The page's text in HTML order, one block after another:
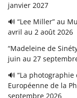
janvier 2027
🔊 “Lee Miller” au
avril au 2 août 2026
“Madeleine de
juin au 27
🔊 “La
Européenne de la
septembre 2026